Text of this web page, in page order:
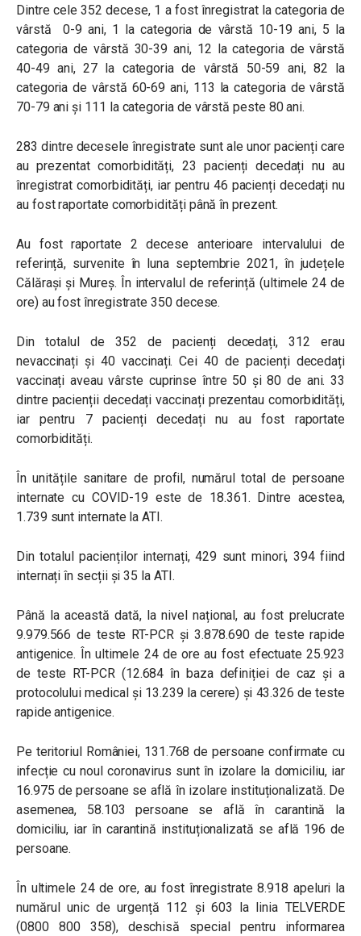
Dintre cele 352 decese, 1 a fost înregistrat la categoria de
vârstă 0-9 ani, 1 la categoria de vârstă 10-19 ani, 5 la
categoria de vârstă 30-39 ani, 12 la categoria de vârstă
40-49 ani, 27 la categoria de vârstă 50-59 ani, 82 la
categoria de vârstă 60-69 ani, 113 la categoria de vârstă
70-79 ani și 111 la categoria de vârstă peste 80 ani.
283 dintre decesele înregistrate sunt ale unor pacienți care
au prezentat comorbidități, 23 pacienți decedați nu au
înregistrat comorbidități, iar pentru 46 pacienți decedați nu
au fost raportate comorbidități până în prezent.
Au fost raportate 2 decese anterioare intervalului de
referință, survenite în luna septembrie 2021, în județele
Călărași și Mureș. În intervalul de referință (ultimele 24 de
ore) au fost înregistrate 350 decese.
Din totalul de 352 de pacienți decedați, 312 erau
nevaccinați și 40 vaccinați. Cei 40 de pacienți decedați
vaccinați aveau vârste cuprinse între 50 și 80 de ani. 33
dintre pacienții decedați vaccinați prezentau comorbidități,
iar pentru 7 pacienți decedați nu au fost raportate
comorbidități.
În unitățile sanitare de profil, numărul total de persoane
internate cu COVID-19 este de 18.361. Dintre acestea,
1.739 sunt internate la ATI.
Din totalul pacienților internați, 429 sunt minori, 394 fiind
internați în secții și 35 la ATI.
Până la această dată, la nivel național, au fost prelucrate
9.979.566 de teste RT-PCR și 3.878.690 de teste rapide
antigenice. În ultimele 24 de ore au fost efectuate 25.923
de teste RT-PCR (12.684 în baza definiției de caz și a
protocolului medical și 13.239 la cerere) și 43.326 de teste
rapide antigenice.
Pe teritoriul României, 131.768 de persoane confirmate cu
infecție cu noul coronavirus sunt în izolare la domiciliu, iar
16.975 de persoane se află în izolare instituționalizată. De
asemenea, 58.103 persoane se află în carantină la
domiciliu, iar în carantină instituționalizată se află 196 de
persoane.
În ultimele 24 de ore, au fost înregistrate 8.918 apeluri la
numărul unic de urgență 112 și 603 la linia TELVERDE
(0800 800 358), deschisă special pentru informarea